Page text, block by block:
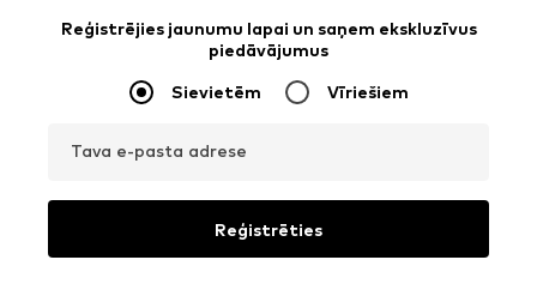
Reģistrējies jaunumu lapai un saņem ekskluzīvus
piedāvājumus
Sievietēm Vīriešiem
Tava e-pasta adrese
Reģistrēties